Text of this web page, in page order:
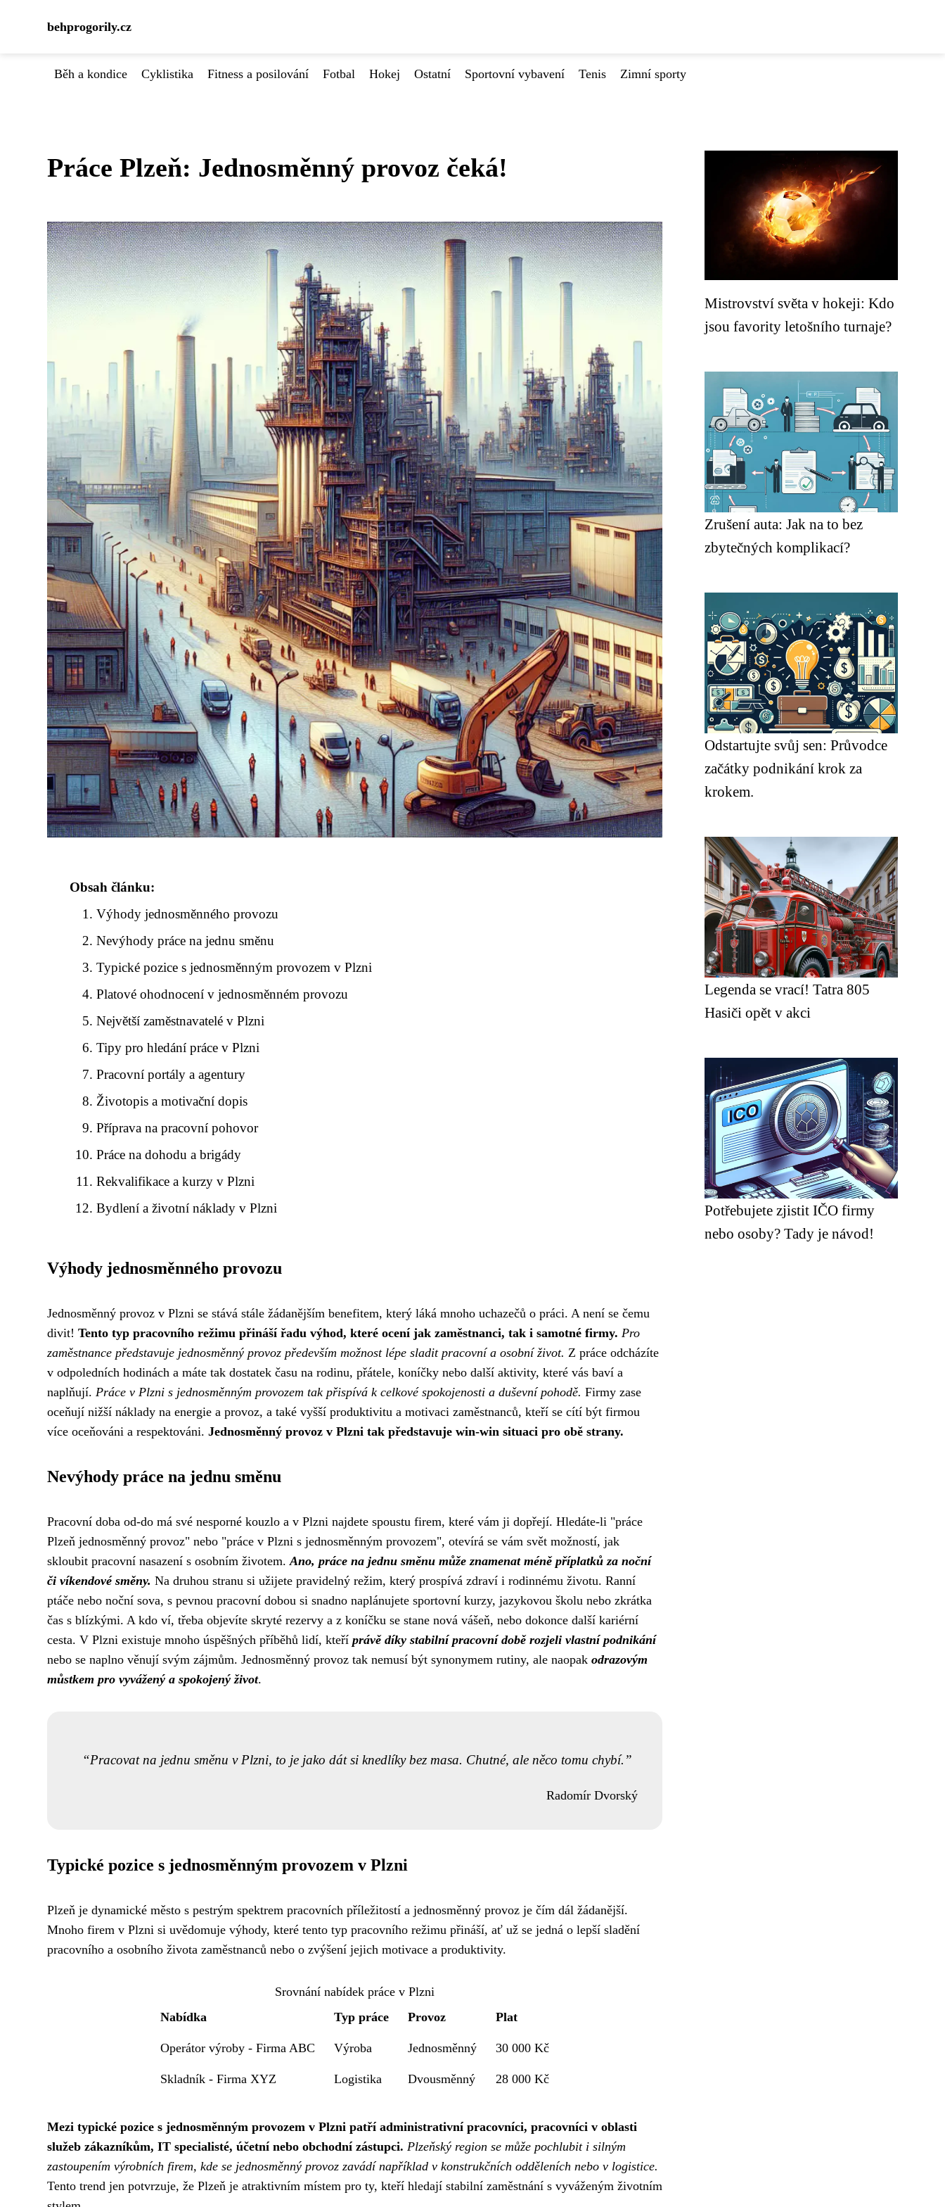
behprogorily.cz
Běh a kondice Cyklistika Fitness a posilování Fotbal Hokej Ostatní Sportovní vybavení Tenis Zimní sporty
Práce Plzeň: Jednosměnný provoz čeká!
Obsah článku:
Výhody jednosměnného provozu
Nevýhody práce na jednu směnu
Typické pozice s jednosměnným provozem v Plzni
Platové ohodnocení v jednosměnném provozu
Největší zaměstnavatelé v Plzni
Tipy pro hledání práce v Plzni
Pracovní portály a agentury
Životopis a motivační dopis
Příprava na pracovní pohovor
Práce na dohodu a brigády
Rekvalifikace a kurzy v Plzni
Bydlení a životní náklady v Plzni
Výhody jednosměnného provozu
Jednosměnný provoz v Plzni se stává stále žádanějším benefitem, který láká mnoho uchazečů o práci. A není se čemu
divit! Tento typ pracovního režimu přináší řadu výhod, které ocení jak zaměstnanci, tak i samotné firmy. Pro
zaměstnance představuje jednosměnný provoz především možnost lépe sladit pracovní a osobní život. Z práce odcházíte
v odpoledních hodinách a máte tak dostatek času na rodinu, přátele, koníčky nebo další aktivity, které vás baví a
naplňují. Práce v Plzni s jednosměnným provozem tak přispívá k celkové spokojenosti a duševní pohodě. Firmy zase
oceňují nižší náklady na energie a provoz, a také vyšší produktivitu a motivaci zaměstnanců, kteří se cítí být firmou
více oceňováni a respektováni. Jednosměnný provoz v Plzni tak představuje win-win situaci pro obě strany.
Nevýhody práce na jednu směnu
Pracovní doba od-do má své nesporné kouzlo a v Plzni najdete spoustu firem, které vám ji dopřejí. Hledáte-li "práce
Plzeň jednosměnný provoz" nebo "práce v Plzni s jednosměnným provozem", otevírá se vám svět možností, jak
skloubit pracovní nasazení s osobním životem.Ano, práce na jednu směnu může znamenat méně příplatků za noční
či víkendové směny. Na druhou stranu si užijete pravidelný režim, který prospívá zdraví i rodinnému životu. Ranní
ptáče nebo noční sova, s pevnou pracovní dobou si snadno naplánujete sportovní kurzy, jazykovou školu nebo zkrátka
čas s blízkými. A kdo ví, třeba objevíte skryté rezervy a z koníčku se stane nová vášeň, nebo dokonce další kariérní
cesta. V Plzni existuje mnoho úspěšných příběhů lidí, kteří právě díky stabilní pracovní době rozjeli vlastní podnikání
nebo se naplno věnují svým zájmům. Jednosměnný provoz tak nemusí být synonymem rutiny, ale naopak odrazovým
můstkem pro vyvážený a spokojený život.
Pracovat na jednu směnu v Plzni, to je jako dát si knedlíky bez masa. Chutné, ale něco tomu chybí.
Radomír Dvorský
Typické pozice s jednosměnným provozem v Plzni
Plzeň je dynamické město s pestrým spektrem pracovních příležitostí a jednosměnný provoz je čím dál žádanější.
Mnoho firem v Plzni si uvědomuje výhody, které tento typ pracovního režimu přináší, ať už se jedná o lepší sladění
pracovního a osobního života zaměstnanců nebo o zvýšení jejich motivace a produktivity.
Srovnání nabídek práce v Plzni
Nabídka
Typ práce Provoz Plat
Operátor výroby - Firma ABC Výroba Jednosměnný 30 000 Kč
Skladník - Firma XYZ Logistika Dvousměnný 28 000 Kč
Mezi typické pozice s jednosměnným provozem v Plzni patří administrativní pracovníci, pracovníci v oblasti
služeb zákazníkům, IT specialisté, účetní nebo obchodní zástupci. Plzeňský region se může pochlubit i silným
zastoupením výrobních firem, kde se jednosměnný provoz zavádí například v konstrukčních odděleních nebo v logistice.
Tento trend jen potvrzuje, že Plzeň je atraktivním místem pro ty, kteří hledají stabilní zaměstnání s vyváženým životním
Mistrovství světa v hokeji: Kdo
jsou favority letošního turnaje?
Zrušení auta: Jak na to bez
zbytečných komplikací?
Odstartujte svůj sen: Průvodce
začátky podnikání krok za
krokem.
Legenda se vrací! Tatra 805
Hasiči opět v akci
Potřebujete zjistit IČO firmy
nebo osoby? Tady je návod!